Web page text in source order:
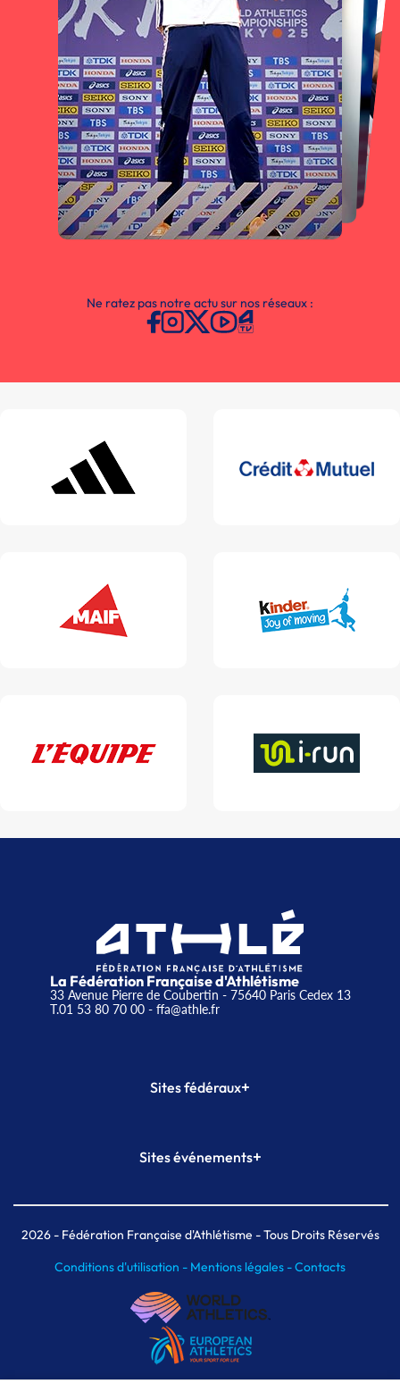
Ne ratez pas notre actu sur nos réseaux :
La Fédération Française d'Athlétisme
33 Avenue Pierre de Coubertin - 75640 Paris Cedex 13
T.01 53 80 70 00- ffa@athle.fr
Sites fédéraux+
Plateforme Formation
Sites événements+
Meeting de Paris indoor
MAIF Ekiden de Paris
2026- Fédération Française d'Athlétisme - Tous Droits Réservés
Conditions d'utilisation - Mentions légales -Contacts